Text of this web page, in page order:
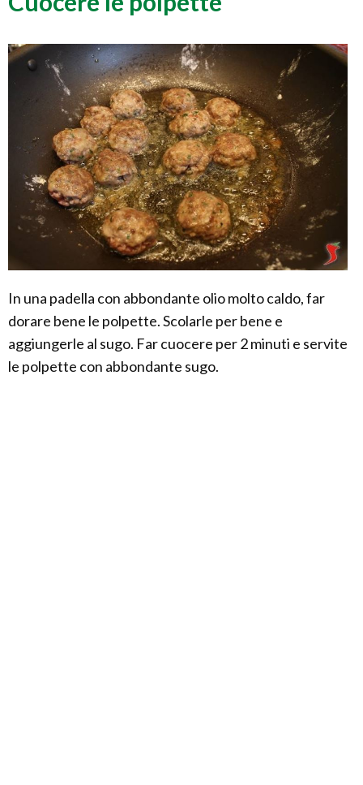
In una padella con abbondante olio molto caldo, far
dorare bene le polpette. Scolarle per bene e
aggiungerle al sugo. Far cuocere per 2 minuti e servite
le polpette con abbondante sugo.